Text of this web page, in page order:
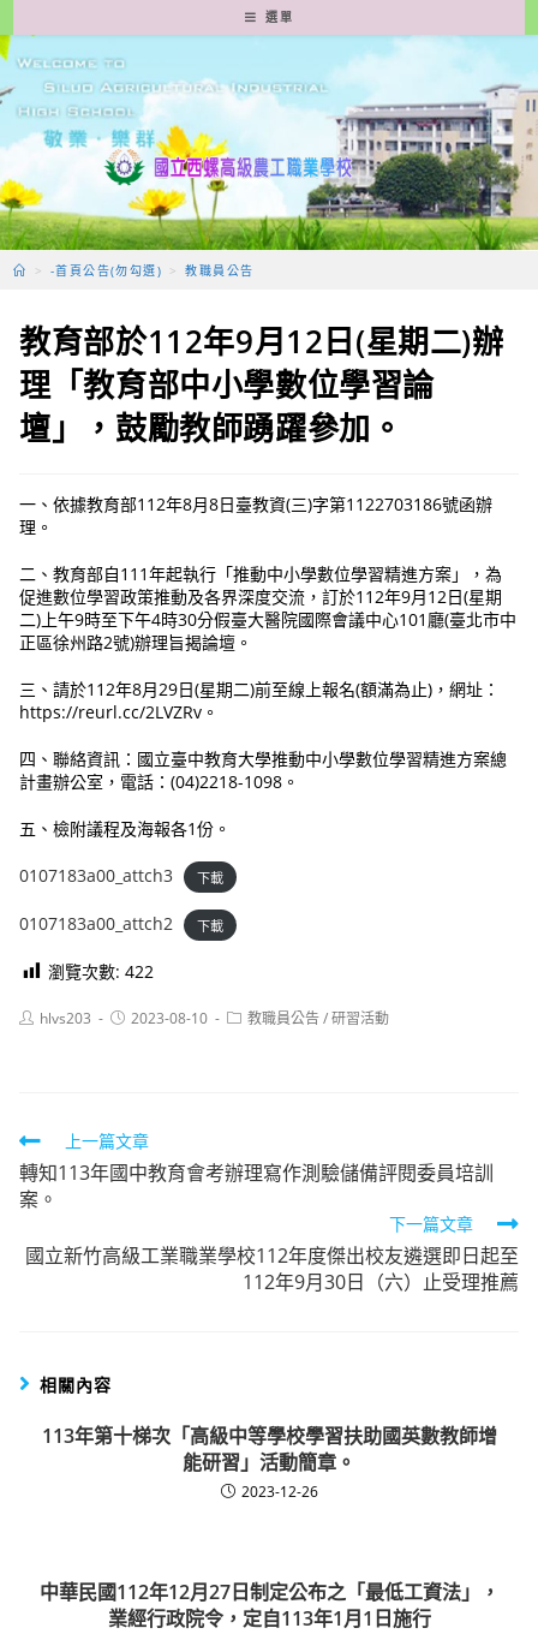
轉
至
要
容
選單
> -首頁公告(勿勾選) > 教職員公告
教育部於112年9月12日(星期二)辦
理「教育部中小學數位學習論
壇」，鼓勵教師踴躍參加。
一、依據教育部112年8月8日臺教資(三)字第1122703186號函辦
理。
二、教育部自111年起執行「推動中小學數位學習精進方案」，為
促進數位學習政策推動及各界深度交流，訂於112年9月12日(星期
二)上午9時至下午4時30分假臺大醫院國際會議中心101廳(臺北市中
正區徐州路2號)辦理旨揭論壇。
三、請於112年8月29日(星期二)前至線上報名(額滿為止)，網址：
https://reurl.cc/2LVZRv。
四、聯絡資訊：國立臺中教育大學推動中小學數位學習精進方案總
計畫辦公室，電話：(04)2218-1098。
五、檢附議程及海報各1份。
0107183a00_attch3 下載
0107183a00_attch2 下載
瀏覽次數: 422
Posthlvs203
Post2023-08-10
Post教職員公告/研習活動
Read
more
articles
上一篇文章
轉知113年國中教育會考辦理寫作測驗儲備評閱委員培訓
案。
下一篇文章
國立新竹高級工業職業學校112年度傑出校友遴選即日起至
112年9月30日（六）止受理推薦
相關內容
113年第十梯次「高級中等學校學習扶助國英數教師增
能研習」活動簡章。
2023-12-26
中華民國112年12月27日制定公布之「最低工資法」，
業經行政院令，定自113年1月1日施行